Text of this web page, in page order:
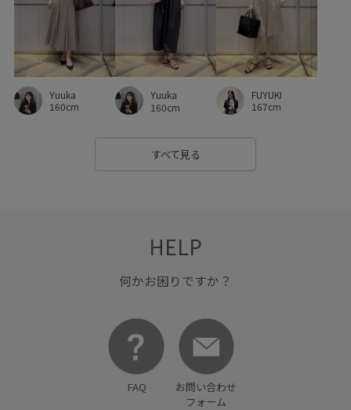
Yuuka
160cm
Yuuka
160cm
FUYUKI
167cm
すべて見る
HELP
何かお困りですか？
FAQ
お問い合わせ
フォーム